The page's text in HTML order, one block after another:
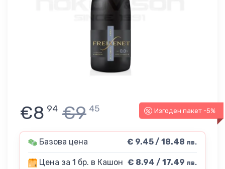
Изгоден пакет -5%
€8 94 €9 45
Базова цена € 9.45 / 18.48 лв.
Цена за 1 бр. в Кашон € 8.94 / 17.49 лв.